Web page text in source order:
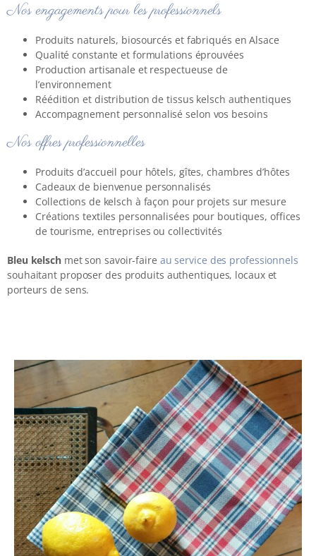
Nos engagements pour les professionnels
Produits naturels, biosourcés et fabriqués en Alsace
Qualité constante et formulations éprouvées
Production artisanale et respectueuse de
l’environnement
Réédition et distribution de tissus kelsch authentiques
Accompagnement personnalisé selon vos besoins
Nos offres professionnelles
Produits d’accueil pour hôtels, gîtes, chambres d’hôtes
Cadeaux de bienvenue personnalisés
Collections de kelsch à façon pour projets sur mesure
Créations textiles personnalisées pour boutiques, offices
de tourisme, entreprises ou collectivités
Bleu kelschmet son savoir-faire au service des professionnels
souhaitant proposer des produits authentiques, locaux et
porteurs de sens.